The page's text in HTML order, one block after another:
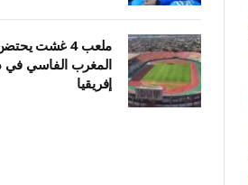
ملعب 4 غشت
المغرب الفاسي في
إفريقيا